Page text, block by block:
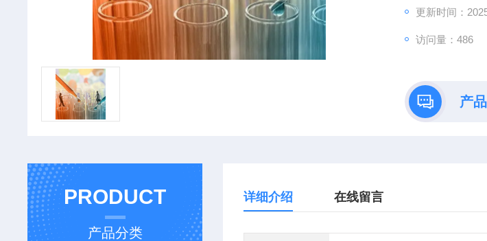
更新时间：
访问量：486
产
PRODUCT
产品分类
详细介绍 在线留言